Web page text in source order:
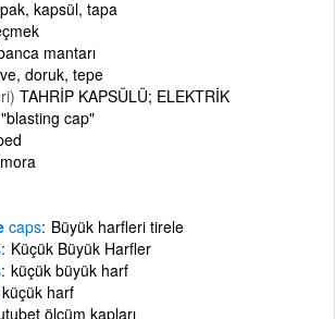
kapsül, tapa
mantarı
doruk, tepe
TAHRİP KAPSÜLÜ; ELEKTRİK
cap"
caps Büyük harfleri tirele
Küçük Büyük Harfler
küçük büyük harf
küçük harf
ölçüm kapları